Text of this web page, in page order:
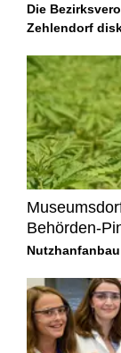
Die
Zehlendorf
Behörden-